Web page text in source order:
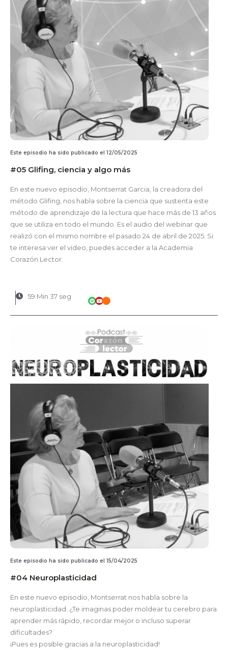
Este episodio ha sido publicado el 12/05/2025
#05 Glifing, ciencia y algo más
En este nuevo episodio, Montserrat Garcia, la creadora del
método Glifing, nos habla sobre la ciencia que sustenta este
método de aprendizaje de la lectura que hace más de 13 años
que se utiliza en todo el mundo. Es el audio del webinar que
realizó con el mismo nombre el pasado 24 de abril de 2025. Si
te interesa ver el video, puedes acceder a la Academia
Corazón Lector.
59 Min 37 seg
Este episodio ha sido publicado el 15/04/2025
#04 Neuroplasticidad
En este nuevo episodio, Montserrat nos habla sobre la
neuroplasticidad. ¿Te imaginas poder moldear tu cerebro para
aprender más rápido, recordar mejor o incluso superar
dificultades?
¡Pues es posible gracias a la neuroplasticidad!